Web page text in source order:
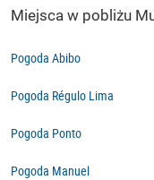
Miejsca w pobliżu
Pogoda Abibo
Pogoda Régulo Lima
Pogoda Ponto
Pogoda Manuel